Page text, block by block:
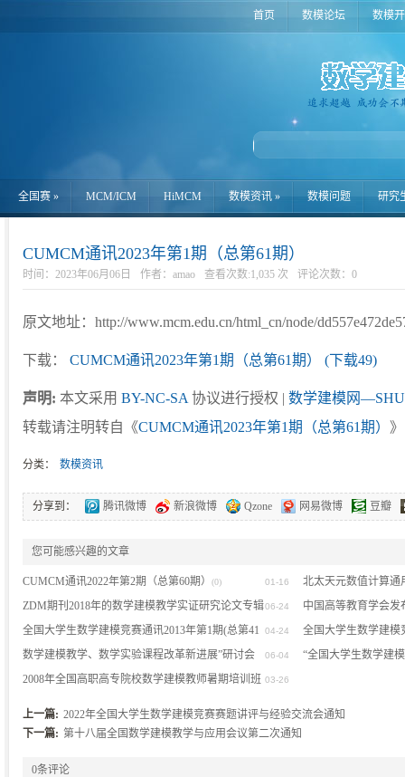
首页 数模论坛 数模
全国赛 » MCM/ICM HiMCM 数模资讯 » 数模问题 研究
CUMCM通讯2023年第1期（总第61期）
时间：2023年06月06日 作者：amao 查看次数:1,035 次 评论次数： 0
原文地址：http://www.mcm.edu.cn/html_cn/node/
下载： CUMCM通讯2023年第1期（总第61期） (下载49)
声明: 本文采用 BY-NC-SA 协议进行授权 | 数学建模网
转载请注明转自《CUMCM通讯2023年第1期（总第61期） 》
分类： 数模资讯
分享到： 腾讯微博 新浪微博 Qzone 网易微博 豆瓣
您可能感兴趣的文章
01-16
CUMCM通讯2022年第2期（总第60期） (0) 北太天元数值计算通
06-24
ZDM期刊2018年的数学建模教学实证研究论文专辑
（可免费下载）(0)
中国高等教育学会发
培养暨学科竞赛评估
04-24
全国大学生数学建模竞赛通讯2013年第1期(总第41
期)(0)
全国大学生数学建模
06-04
数学建模教学、数学实验课程改革新进展”研讨会
在沪召开(1)
“全国大学生数学建
03-26
2008年全国高职高专院校数学建模教师暑期培训班
上一篇: 2022年全国大学生数学建模竞赛赛题讲评与经验交流会通知
下一篇: 第十八届全国数学建模教学与应用会议第二次通知
0条评论